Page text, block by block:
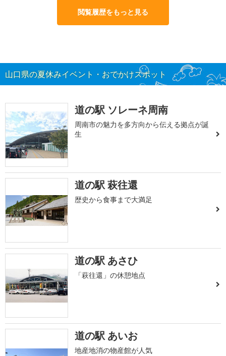
閲覧履歴をもっと見る
山口県の夏休みイベント・おでかけスポット
道の駅 ソレーネ周南
周南市の魅力を多方向から伝える拠点が誕
生
道の駅 萩往還
歴史から食事まで大満足
道の駅 あさひ
「萩往還」の休憩地点
道の駅 あいお
地産地消の物産館が人気